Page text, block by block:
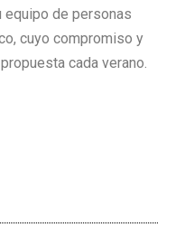
equipo de personas
cuyo compromiso y
cada verano.